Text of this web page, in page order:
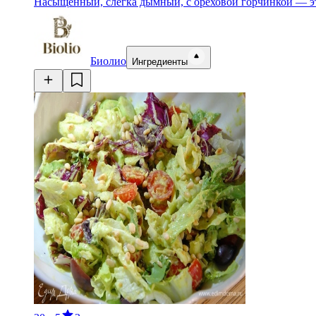
Биолио Ингредиенты